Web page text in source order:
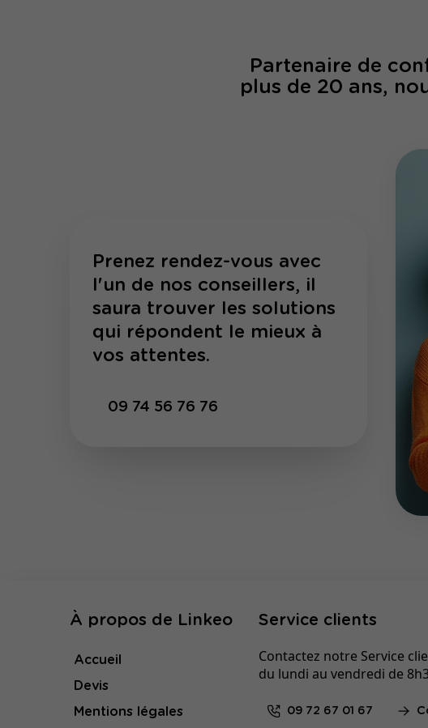
Partenaire de
plus de 20 ans,
Prenez rendez-vous avec
l'un de nos conseillers, il
saura trouver les solutions
qui répondent le mieux à
vos attentes.
09 74 56 76 76
À propos de Linkeo
Accueil
Devis
Mentions légales
Service clients
Contactez notre Service
du lundi au vendredi de
09 72 67 01 67